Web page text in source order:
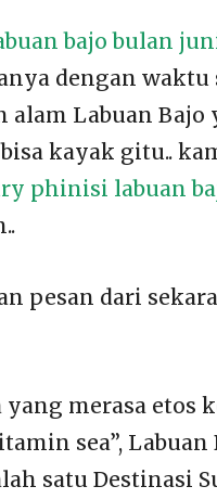
bajo bulan
dengan
alam Labuan Bajo
kayak gitu..
phinisi labuan
pesan dari
yang merasa etos
sea”,
satu Destinasi